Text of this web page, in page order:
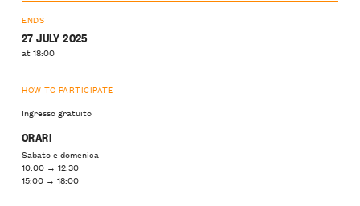
ENDS
27 JULY 2025
at 18:00
HOW TO PARTICIPATE
Ingresso gratuito
ORARI
Sabato e domenica
10:00 → 12:30
15:00 → 18:00